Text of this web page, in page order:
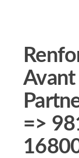
Avant
=>